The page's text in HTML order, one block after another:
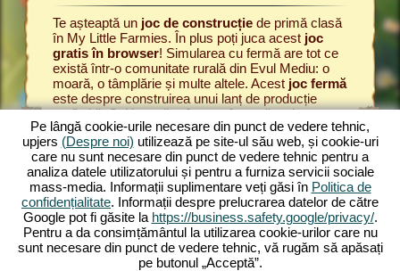
și
de
Te așteaptă un joc de construcțiede primă clasă
în My Little Farmies. În plus poți juca acest joc
gratis în browser! Simularea cu fermă are tot ce
există într-o comunitate rurală din Evul Mediu: o
moară, o tâmplărie și multe altele. Acest joc fermă
este despre construirea unui lanț de producție
profitabil. Cultivează grâu pe câmpurile tale,
prelucrează-l în făină și coace pâine în brutărie.
My Little Farmies este unjoc fermăcu funcțiuni
diversificate și grafici minunate. Tu gestionezi
agricultura în toate fațetele ei: de la cultivarea
legumelor până la creșterea animalelor. Vei întâlni
animale de fermătradiționale, precum porcul
mangalița sau silkie. Creează peisaje înflorite în
My Little Farmies – joacă gratis acum unul dintre
cele mai frumoasejocuri onlinedin toate
Totul
satului
să
Începe
fermă,
vacile
lăptărie.
producă
vor să
agricole
Pe lângă cookie-urile necesare din punct de vedere tehnic,
upjers (Despre noi) utilizează pe site-ul său web, și cookie-uri
care nu sunt necesare din punct de vedere tehnic pentru a
analiza datele utilizatorului și pentru a furniza servicii sociale
mass-media. Informații suplimentare veți găsi în Politica de
confidențialitate. Informații despre prelucrarea datelor de către
Google pot fi găsite la https://business.safety.google/privacy/.
Pentru a da consimțământul la utilizarea cookie-urilor care nu
sunt necesare din punct de vedere tehnic, vă rugăm să apăsați
pe butonul „Acceptă”.